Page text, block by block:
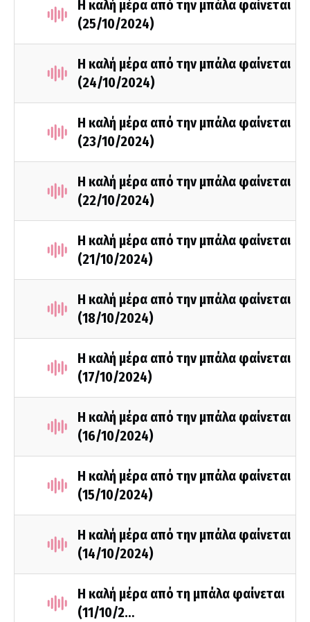
Η καλή μέρα από την μπάλα φαίνεται
(25/10/2024)
Η καλή μέρα από την μπάλα φαίνεται
(24/10/2024)
Η καλή μέρα από την μπάλα φαίνεται
(23/10/2024)
Η καλή μέρα από την μπάλα φαίνεται
(22/10/2024)
Η καλή μέρα από την μπάλα φαίνεται
(21/10/2024)
Η καλή μέρα από την μπάλα φαίνεται
(18/10/2024)
Η καλή μέρα από την μπάλα φαίνεται
(17/10/2024)
Η καλή μέρα από την μπάλα φαίνεται
(16/10/2024)
Η καλή μέρα από την μπάλα φαίνεται
(15/10/2024)
Η καλή μέρα από την μπάλα φαίνεται
(14/10/2024)
Η καλή μέρα από τη μπάλα φαίνεται
(11/10/2…